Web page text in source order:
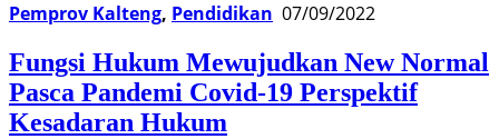
Pemprov Kalteng, Pendidikan 07/09/2022
Fungsi Hukum Mewujudkan New Normal
Pasca Pandemi Covid-19 Perspektif
Kesadaran Hukum